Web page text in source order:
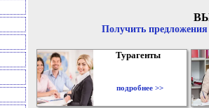
Получить
Турагенты
подробнее >>